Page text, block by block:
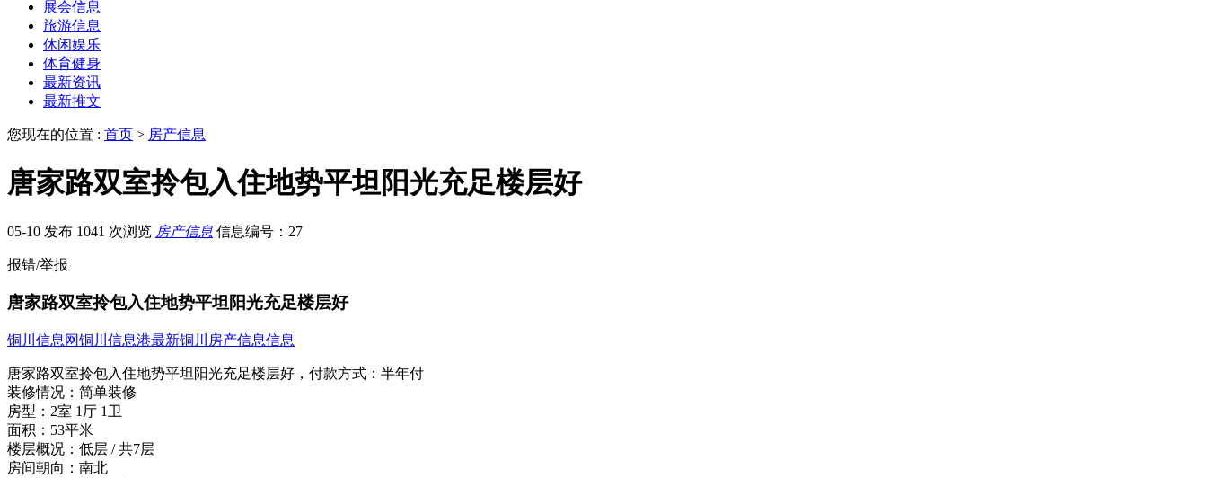
展会信息
旅游信息
休闲娱乐
体育健身
最新资讯
最新推文
您现在的位置 : 首页 > 房产信息
唐家路双室拎包入住地势平坦阳光充足楼层好
05-10 发布 1041 次浏览 房产信息 信息编号：27
报错/举报
唐家路双室拎包入住地势平坦阳光充足楼层好
铜川信息网铜川信息港最新铜川房产信息信息
唐家路双室拎包入住地势平坦阳光充足楼层好， 付款方式： 半年付
装修情况： 简单装修
房型： 2室 1厅 1卫
面积： 53平米
楼层概况： 低层 / 共7层
房间朝向： 南北